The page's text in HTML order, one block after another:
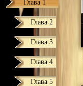
Глава 1
Глава 2
Глава 3
Глава 4
Глава 5